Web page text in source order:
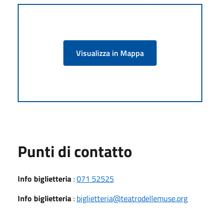
Visualizza in Mappa
Punti di contatto
Info biglietteria :071 52525
Info biglietteria : biglietteria@teatrodellemuse.org